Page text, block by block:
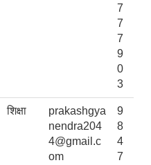
7
7
7
9
0
3
शिक्षा
prakashgya
nendra204
4@gmail.c
om
9
8
4
7